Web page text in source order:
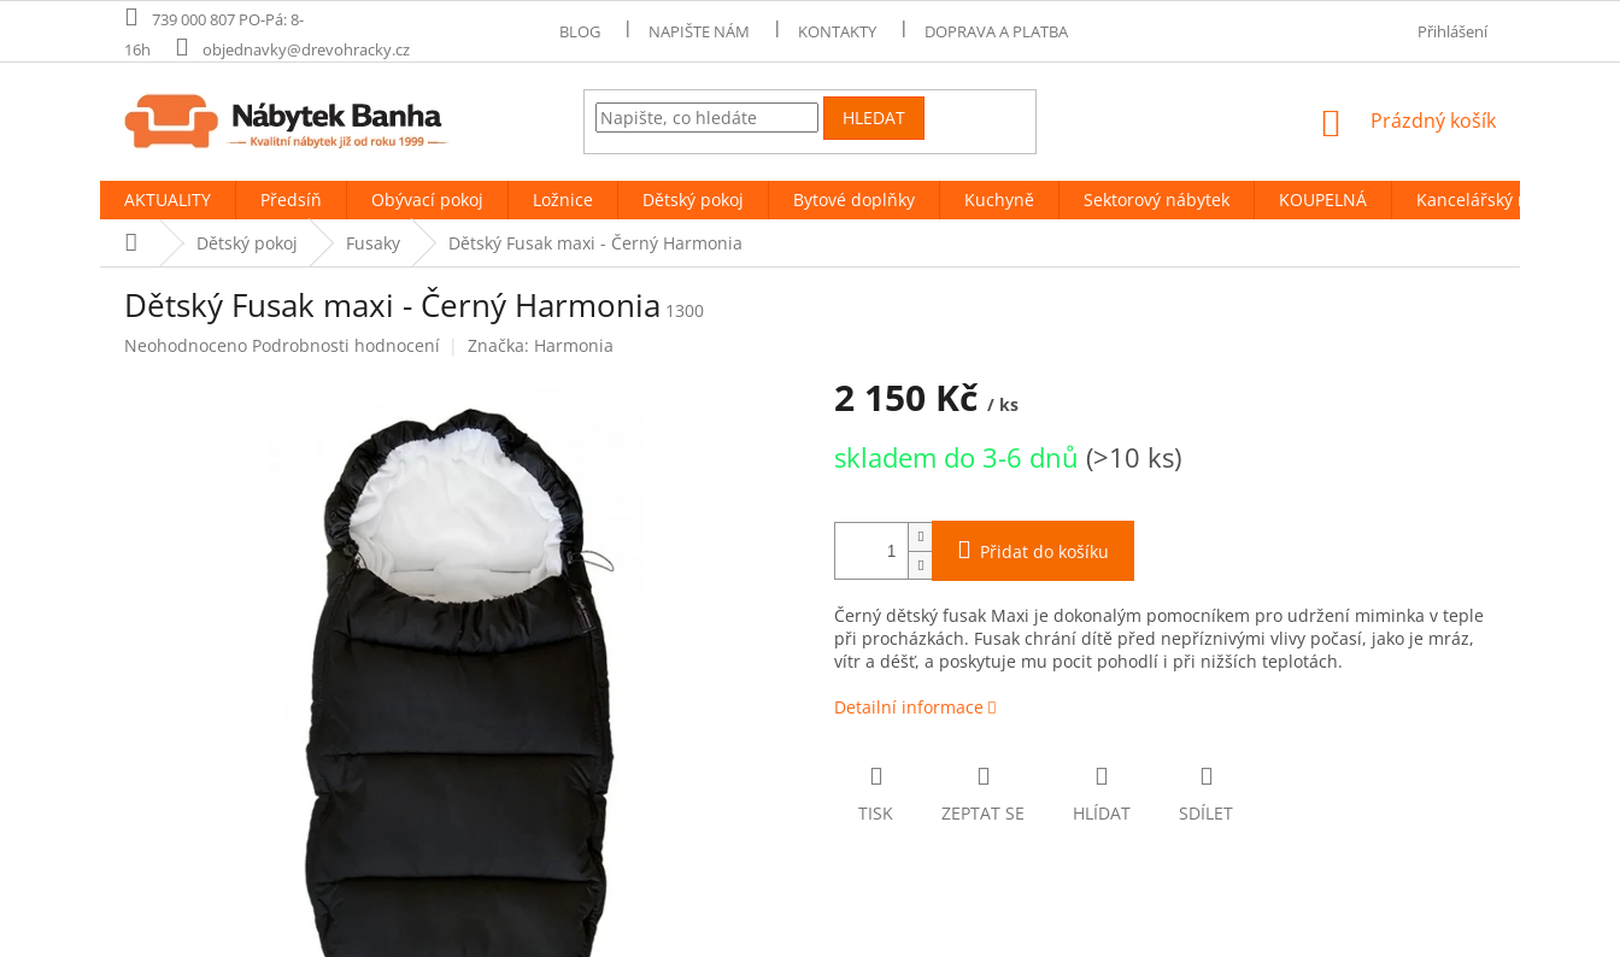
obsah
739 000 807 PO-Pá: 8-
16h
objednavky@drevohracky.cz
BLOG NAPIŠTE NÁM KONTAKTY DOPRAVA A PLATBA PODMÍNKY OCHRANY OSOBNÍCH
Přihlášení
HLEDAT
NÁKUPNÍ
Prázdný košík
AKTUALITY Předsíň Obývací pokoj Ložnice Dětský pokoj Bytové doplňky Kuchyně Sektorový nábytek KOUPELNÁ
Kancelářský nábytek
Domů Dětský pokoj Fusaky Dětský Fusak maxi - Černý Harmonia
Dětský Fusak maxi - Černý Harmonia 1300
Průměrné
Neohodnoceno Podrobnosti hodnocení Značka: Harmonia
2 150 Kč / ks
cena:
skladem do 3-6 dnů (>10 ks)
Přidat do košíku
Černý dětský fusak Maxi je dokonalým pomocníkem pro udržení miminka v teple
při procházkách. Fusak chrání dítě před nepříznivými vlivy počasí, jako je mráz,
vítr a déšť, a poskytuje mu pocit pohodlí i při nižších teplotách.
Detailní informace
TISK ZEPTAT SE HLÍDAT SDÍLET